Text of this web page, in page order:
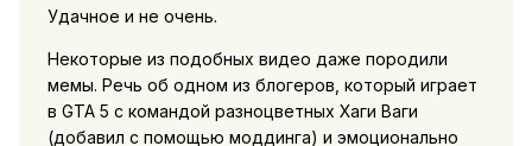
Удачное и не очень.
Некоторые из подобных видео даже породили
мемы. Речь об одном из блогеров, который играет
в GTA 5 с командой разноцветных Хаги Ваги
(добавил с помощью моддинга) и эмоционально